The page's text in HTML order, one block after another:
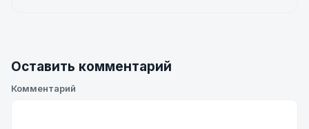
Оставить комментарий
Комментарий